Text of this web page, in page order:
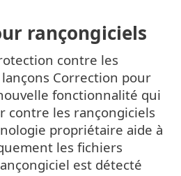
rançongiciels
contre les
Correction pour
fonctionnalité qui
contre les rançongiciels
propriétaire aide à
les fichiers
est détecté